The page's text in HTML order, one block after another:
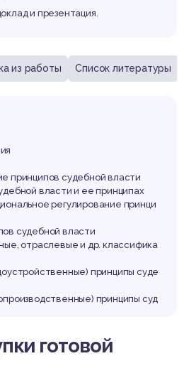
из работы Список литературы
принципов судебной власти
власти и ее принципах
регулирование принци
судебной власти
отраслевые и др. классифика
принципы суде
принципы суд
власти в Республике Б
судебной власти в зарубежных с
и презентация.
готовой